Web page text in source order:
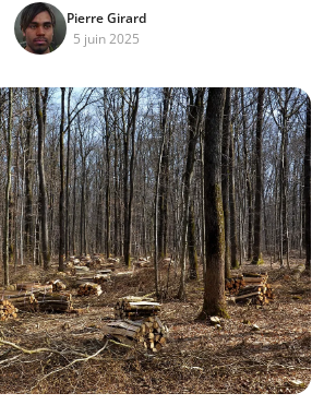
Pierre Girard
5 juin 2025